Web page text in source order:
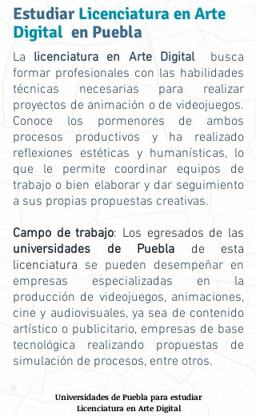
EstudiarLicenciatura en Arte
Digital en Puebla
La licenciatura en Arte Digital
busca
formar profesionales con las habilidades
técnicas necesarias para realizar
proyectos de animación o de videojuegos.
Conoce los pormenores de ambos
procesos productivos y ha realizado
reflexiones estéticas y humanísticas, lo
que le permite coordinar equipos de
trabajo o bien elaborar y dar seguimiento
a sus propias propuestas creativas.
Campo de trabajo: Los egresados de las
universidades de Puebla de esta
licenciatura se pueden desempeñar en
empresas especializadas en la
producción de videojuegos, animaciones,
cine y audiovisuales, ya sea de contenido
artístico o publicitario, empresas de base
tecnológica realizando propuestas de
simulación de procesos, entre otros.
Universidades de Puebla para estudiar
Licenciatura en Arte Digital